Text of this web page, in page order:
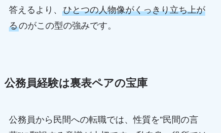
答えるより、 ひとつの人物像がくっきり立ち上が
るのがこの型の強みです。
公務員経験は裏表ペアの宝庫
公務員から民間への転職では、性質を”民間の言